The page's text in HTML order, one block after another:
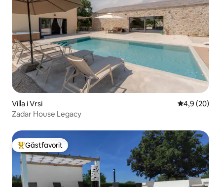
Villa i Vrsi 4,9 av 5 i
4,9 (20)
Zadar House Legacy
Populär gästfavorit
Gästfavorit